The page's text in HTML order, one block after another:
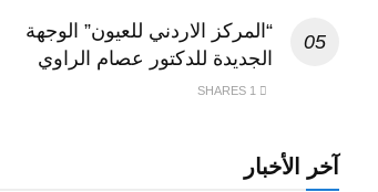
“المركز الاردني للعيون” الوجهة
الجديدة للدكتور عصام الراوي
آخر الأخبار